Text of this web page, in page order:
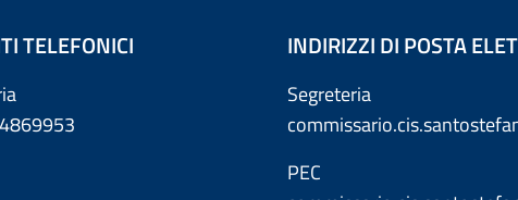
TELEFONICI INDIRIZZI DI POSTA
Segreteria
PEC